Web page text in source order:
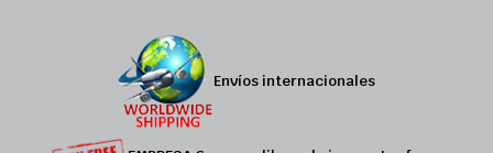
Envíos internacionales